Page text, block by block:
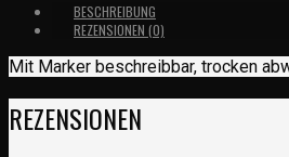
BESCHREIBUNG
REZENSIONEN (0)
Mit Marker beschreibbar, trocken
REZENSIONEN